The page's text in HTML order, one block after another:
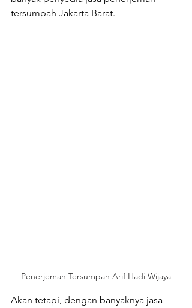
tersumpah Jakarta Barat.
Penerjemah Tersumpah Arif Hadi Wijaya
Akan tetapi, dengan banyaknya jasa